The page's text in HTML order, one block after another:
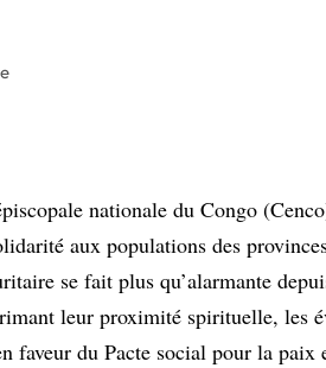
nationale du Congo
aux populations des
se fait plus qu’alarmante
leur proximité spirituelle, les
faveur du Pacte social pour la